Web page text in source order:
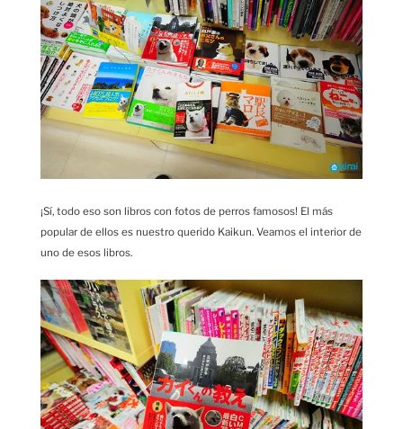
¡Sí, todo eso son libros con fotos de perros famosos! El más
popular de ellos es nuestro querido Kaikun. Veamos el interior de
uno de esos libros.